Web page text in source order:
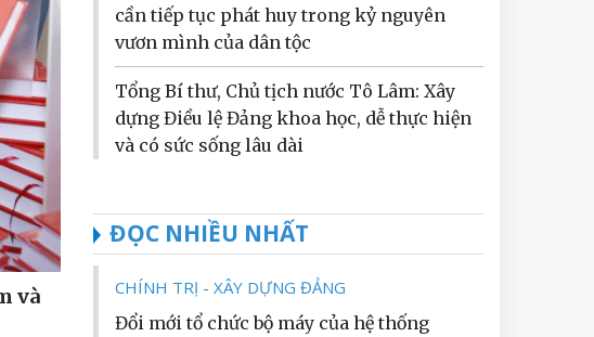
và
cần tiếp tục phát huy trong kỷ nguyên
vươn mình của dân tộc
Tổng Bí thư, Chủ tịch nước Tô Lâm: Xây
dựng Điều lệ Đảng khoa học, dễ thực hiện
và có sức sống lâu dài
ĐỌC NHIỀU NHẤT
CHÍNH TRỊ - XÂY DỰNG ĐẢNG
Đổi mới tổ chức bộ máy của hệ thống